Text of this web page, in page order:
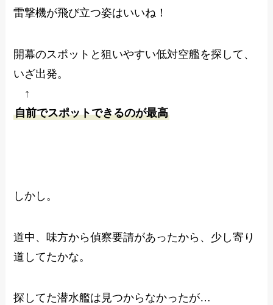
雷撃機が飛び立つ姿はいいね！
開幕のスポットと狙いやすい低対空艦を探して、
いざ出発。
↑
自前でスポットできるのが最高
しかし。
道中、味方から偵察要請があったから、少し寄り
道してたかな。
探してた潜水艦は見つからなかったが…